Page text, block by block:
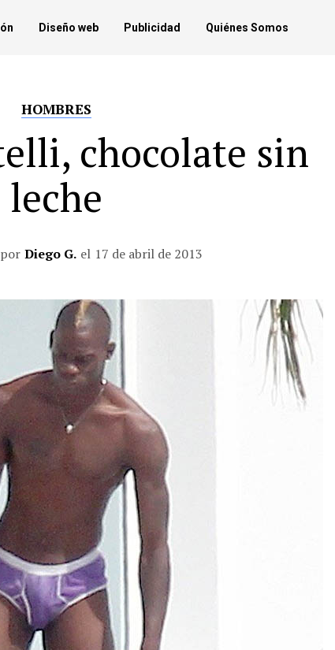
Diseño web Publicidad Quiénes Somos
HOMBRES
chocolate sin
leche
Diego G. el 17 de abril de 2013